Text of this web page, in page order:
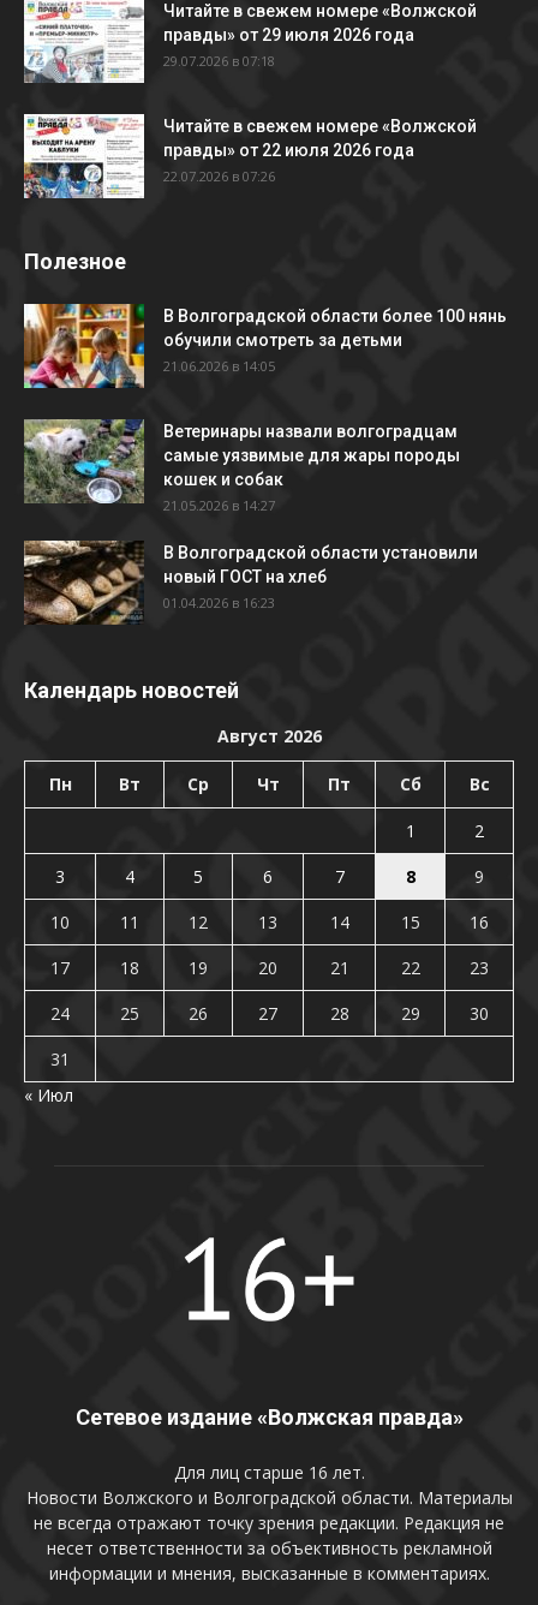
Читайте в свежем номере «Волжской
правды» от 29 июля 2026 года
29.07.2026 в 07:18
Читайте в свежем номере «Волжской
правды» от 22 июля 2026 года
22.07.2026 в 07:26
Полезное
В Волгоградской области более 100 нянь
обучили смотреть за детьми
21.06.2026 в 14:05
Ветеринары назвали волгоградцам
самые уязвимые для жары породы
кошек и собак
21.05.2026 в 14:27
В Волгоградской области установили
новый ГОСТ на хлеб
01.04.2026 в 16:23
Календарь новостей
Август 2026
Пн Вт Ср Чт Пт Сб Вс
1
2
3
4 5 6 7 8
9
10
11 12 13 14 15
16
17
18 19 20 21 22
23
24
25 26 27 28 29
30
31
« Июл
Сетевое издание «Волжская правда»
Для лиц старше 16 лет.
Новости Волжского и Волгоградской области. Материалы
не всегда отражают точку зрения редакции. Редакция не
несет ответственности за объективность рекламной
информации и мнения, высказанные в комментариях.